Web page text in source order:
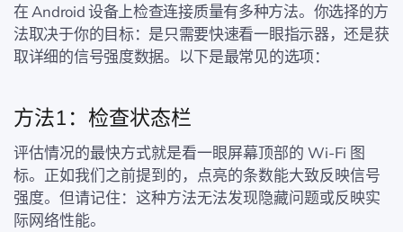
在 Android 设备上检查连接质量有多种方法。你选择的方
法取决于你的目标：是只需要快速看一眼指示器，还是获
取详细的信号强度数据。以下是最常见的选项：
方法1：检查状态栏
评估情况的最快方式就是看一眼屏幕顶部的 Wi-Fi 图
标。正如我们之前提到的，点亮的条数能大致反映信号
强度。但请记住：这种方法无法发现隐藏问题或反映实
际网络性能。